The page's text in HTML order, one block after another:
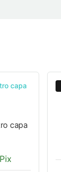
capa
Pix